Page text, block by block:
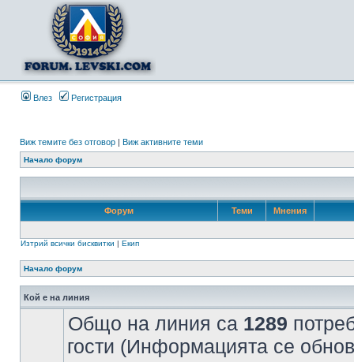
Влез Регистрация
Виж темите без отговор | Виж активните теми
Начало форум
Форум Теми Мнения
Изтрий всички бисквитки | Екип
Начало форум
Кой е на линия
Общо на линия са 1289
гости (Информацията се